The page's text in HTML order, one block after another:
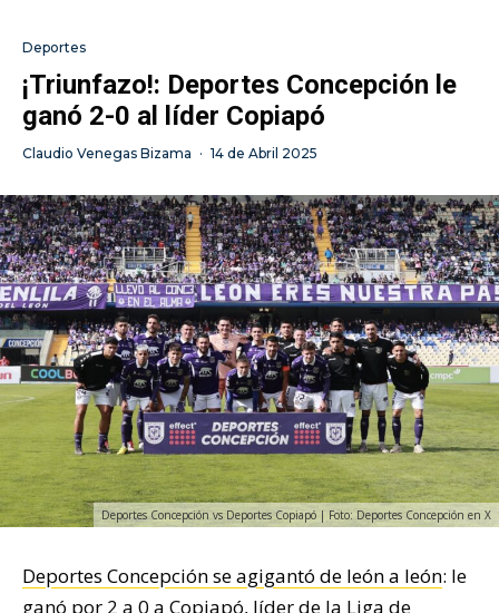
Deportes
¡Triunfazo!: Deportes Concepción le
ganó 2-0 al líder Copiapó
Claudio Venegas Bizama · 14 de Abril 2025
Deportes Concepción vs Deportes Copiapó | Foto: Deportes Concepción en X
Deportes Concepción se agigantó de león a león: le
ganó por 2 a 0 a Copiapó, líder de la Liga de